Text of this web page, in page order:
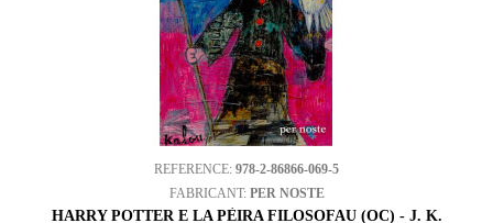
REFERENCE: 978-2-86866-069-5
FABRICANT: PER NOSTE
HARRY POTTER E LA PÈIRA FILOSOFAU (OC) - J. K.